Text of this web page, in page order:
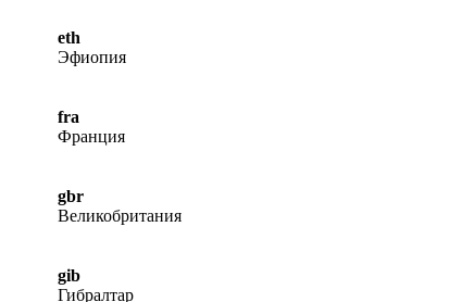
eth
Эфиопия
fra
Франция
gbr
Великобритания
gib
Гибралтар